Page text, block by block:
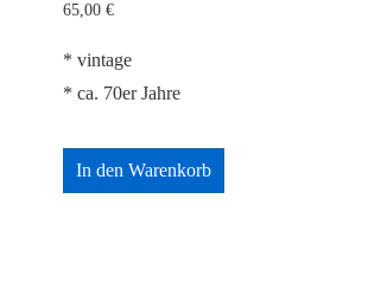
65,00 €
* vintage
* ca. 70er Jahre
In den Warenkorb